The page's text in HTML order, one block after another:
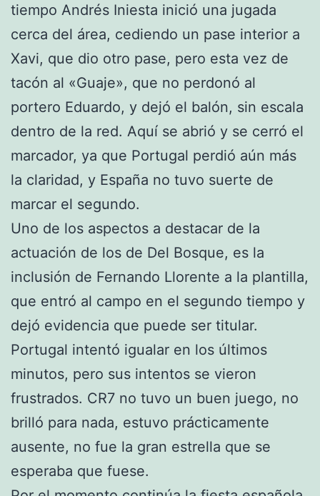
tiempo Andrés Iniesta inició una jugada
cerca del área, cediendo un pase interior a
Xavi, que dio otro pase, pero esta vez de
tacón al «Guaje», que no perdonó al
portero Eduardo, y dejó el balón, sin escala
dentro de la red. Aquí se abrió y se cerró el
marcador, ya que Portugal perdió aún más
la claridad, y España no tuvo suerte de
marcar el segundo.
Uno de los aspectos a destacar de la
actuación de los de Del Bosque, es la
inclusión de Fernando Llorente a la plantilla,
que entró al campo en el segundo tiempo y
dejó evidencia que puede ser titular.
Portugal intentó igualar en los últimos
minutos, pero sus intentos se vieron
frustrados. CR7 no tuvo un buen juego, no
brilló para nada, estuvo prácticamente
ausente, no fue la gran estrella que se
esperaba que fuese.